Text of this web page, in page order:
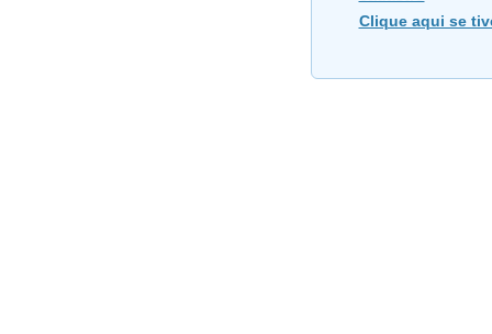
Clique aqui se